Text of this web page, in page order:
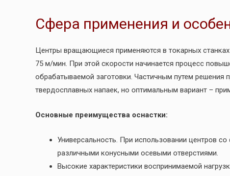
Сфера применения и
Центры вращающиеся применяются в токарных
75 м/мин. При этой скорости начинается процесс
обрабатываемой заготовки. Частичным путем решения
твердосплавных напаек, но оптимальным вариант –
Основные преимущества оснастки:
Универсальность. При использовании центров
различными конусными осевыми отверстиями.
Высокие характеристики воспринимаемой